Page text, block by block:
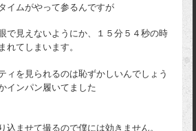
イムがやって参るんですが
で見えないようにか、１５分５４秒の時
れてしまいます。
ィを見られるのは恥ずかしいんでしょう
インパン履いてました
込ませて撮るので僕には効きません。